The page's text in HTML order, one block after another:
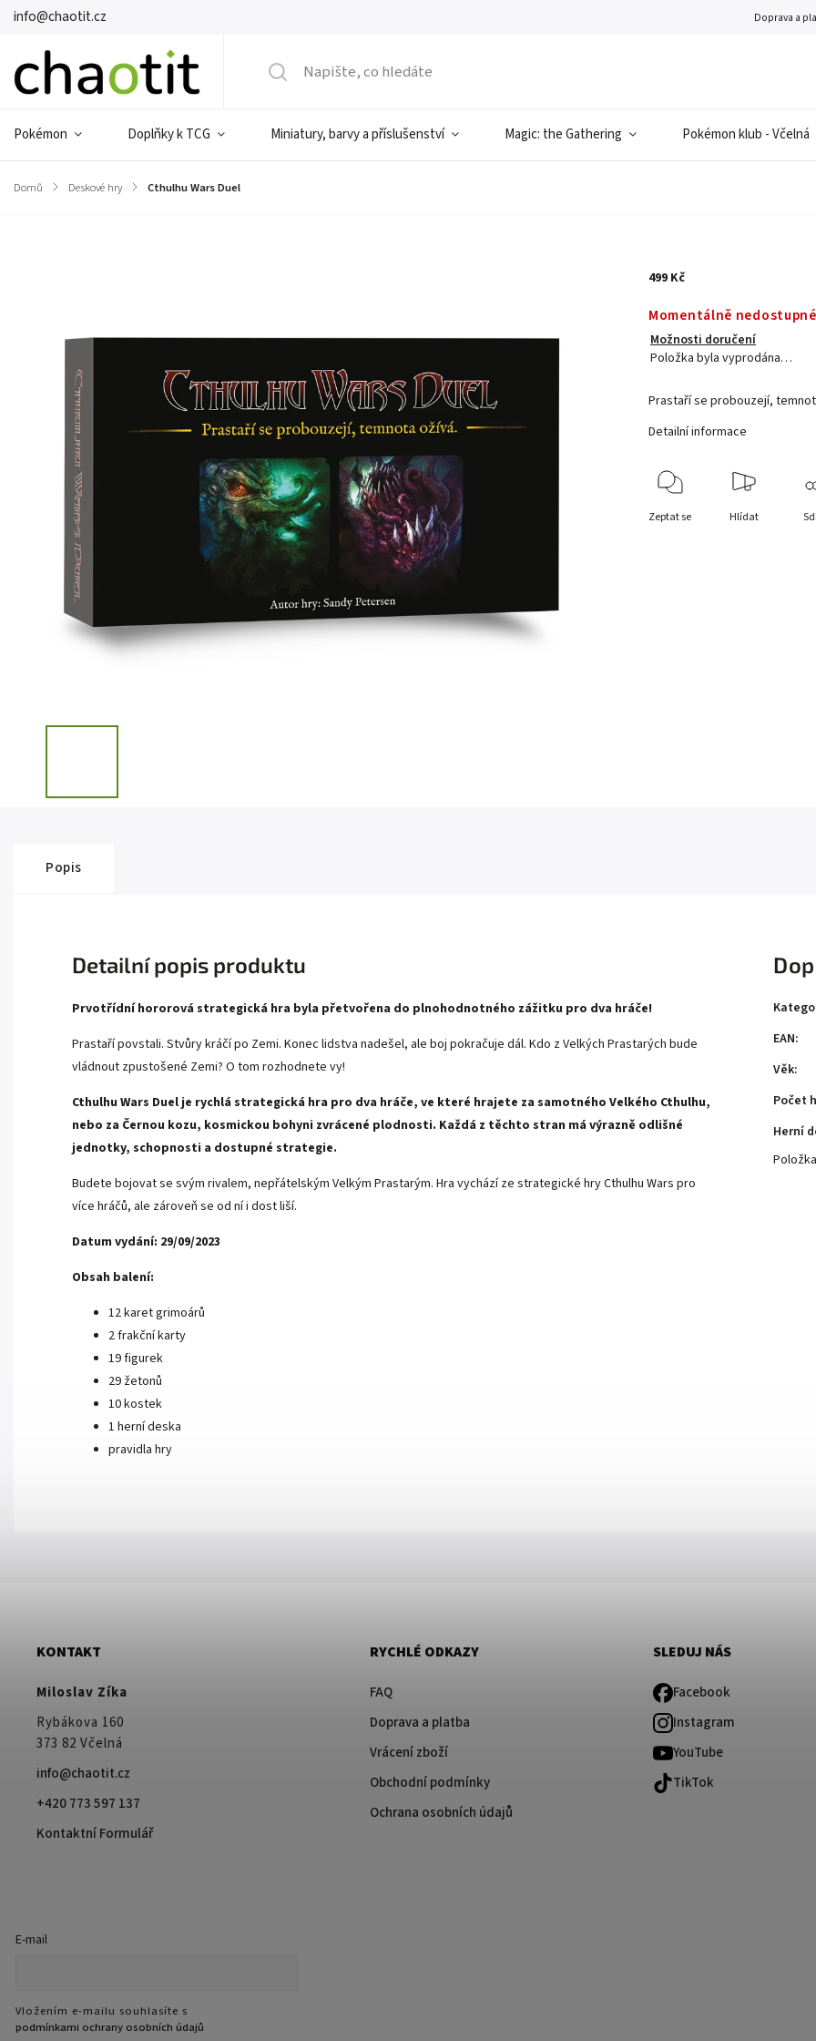
info@chaotit.cz Doprava a
Pokémon Doplňky k TCG Miniatury, barvy a příslušenství Magic: the Gathering Pokémon klub - Včelná
Domů / Deskové hry / Cthulhu Wars Duel
499 Kč
Momentálně nedostupné
Možnosti doručení
Položka byla vyprodána…
Prastaří se probouzejí,
Detailní informace
Zeptat se Hlídat
Popis
Detailní popis produktu
Prvotřídní hororová strategická hra byla přetvořena do plnohodnotného zážitku pro dva hráče!
Prastaří povstali. Stvůry kráčí po Zemi. Konec lidstva nadešel, ale boj pokračuje dál. Kdo z Velkých Prastarých bude
vládnout zpustošené Zemi? O tom rozhodnete vy!
Cthulhu Wars Duel je rychlá strategická hra pro dva hráče, ve které hrajete za samotného Velkého Cthulhu,
nebo za Černou kozu, kosmickou bohyni zvrácené plodnosti. Každá z těchto stran má výrazně odlišné
jednotky, schopnosti a dostupné strategie.
Budete bojovat se svým rivalem, nepřátelským Velkým Prastarým. Hra vychází ze strategické hry Cthulhu Wars pro
více hráčů, ale zároveň se od ní i dost liší.
Datum vydání: 29/09/2023
Obsah balení:
12 karet grimoárů
2 frakční karty
19 figurek
29 žetonů
10 kostek
1 herní deska
pravidla hry
EAN:
Věk:
Počet
Herní
KONTAKT
Miloslav Zíka
Rybákova 160
373 82 Včelná
info@chaotit.cz
+420 773 597 137
Kontaktní Formulář
RYCHLÉ ODKAZY
FAQ
Doprava a platba
Vrácení zboží
Obchodní podmínky
Ochrana osobních údajů
SLEDUJ NÁS
Facebook
Instagram
YouTube
TikTok
E-mail
Vložením e-mailu souhlasíte s
podmínkami ochrany osobních údajů